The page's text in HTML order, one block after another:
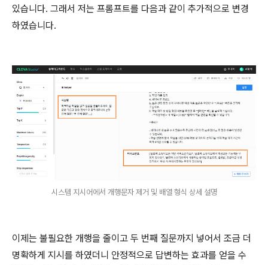
있습니다. 그래서 저는 프롬프트를 다음과 같이 추가적으로 변경
하였습니다.
시스템 지시어에서 개행문자 제거 및 배열 형식 상세 설명
이제는 불필요한 개행을 줄이고 두 번째 질문까지 넣어서 조금 더
명확하게 지시를 하였더니 안정적으로 답변하는 효과를 얻을 수